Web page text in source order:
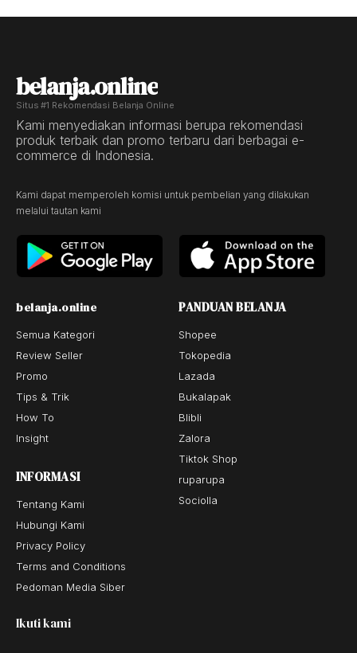
belanja.online
Situs #1 Rekomendasi Belanja Online
Kami menyediakan informasi berupa rekomendasi
produk terbaik dan promo terbaru dari berbagai e-
commerce di Indonesia.
Kami dapat memperoleh komisi untuk pembelian yang dilakukan
melalui tautan kami
belanja.online
Semua Kategori
Review Seller
Promo
Tips & Trik
How To
Insight
INFORMASI
Tentang Kami
Hubungi Kami
Privacy Policy
Terms and Conditions
Pedoman Media Siber
PANDUAN BELANJA
Shopee
Tokopedia
Lazada
Bukalapak
Blibli
Zalora
Tiktok Shop
ruparupa
Sociolla
Ikuti kami